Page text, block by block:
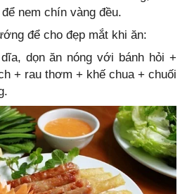
nem chín vàng đều.
để cho đẹp mắt khi ăn:
dọn ăn nóng với bánh hỏi +
+ rau thơm + khế chua + chuối